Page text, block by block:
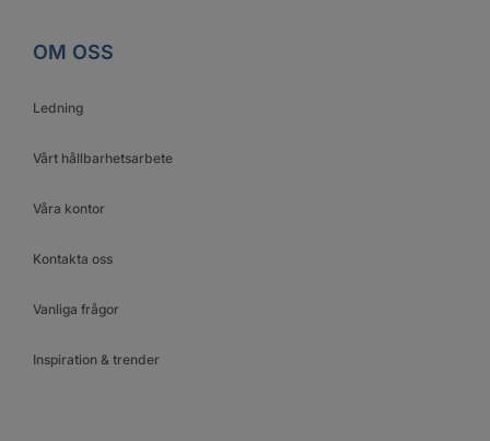
OM OSS
Ledning
Vårt hållbarhetsarbete
Våra kontor
Kontakta oss
Vanliga frågor
Inspiration & trender